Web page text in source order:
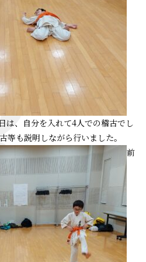
は、自分を入れて4人での稽古でし
等も説明しながら行いました。
前